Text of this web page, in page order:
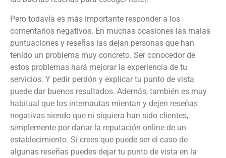
Pero todavía es más importante responder a los
comentarios negativos. En muchas ocasiones las malas
puntuaciones y reseñas las dejan personas que han
tenido un problema muy concreto. Ser conocedor de
estos problemas hará mejorar la experiencia de tu
servicios. Y pedir perdón y explicar tu punto de vista
puede dar buenos resultados. Además, también es muy
habitual que los internautas mientan y dejen reseñas
negativas siendo que ni siquiera han sido clientes,
simplemente por dañar la reputación online de un
establecimiento. Si crees que puede ser el caso de
algunas reseñas puedes dejar tu punto de vista en la